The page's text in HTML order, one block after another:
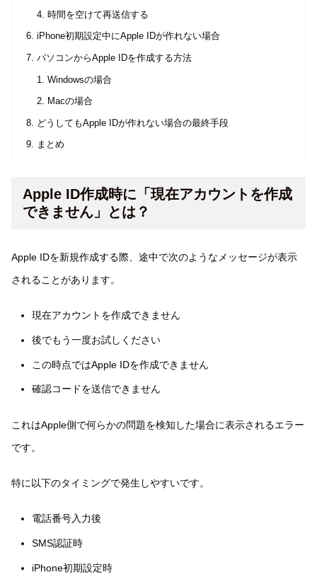
時間を空けて再送信する
iPhone初期設定中にApple IDが作れない場合
パソコンからApple IDを作成する方法
Windowsの場合
Macの場合
どうしてもApple IDが作れない場合の最終手段
まとめ
Apple ID作成時に「現在アカウントを作成
できません」とは？
Apple IDを新規作成する際、途中で次のようなメッセージが表示
されることがあります。
現在アカウントを作成できません
後でもう一度お試しください
この時点ではApple IDを作成できません
確認コードを送信できません
これはApple側で何らかの問題を検知した場合に表示されるエラー
です。
特に以下のタイミングで発生しやすいです。
電話番号入力後
SMS認証時
iPhone初期設定時